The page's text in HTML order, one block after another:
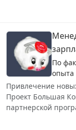
По
опыта
Привлечение
Проект Большая
партнерской